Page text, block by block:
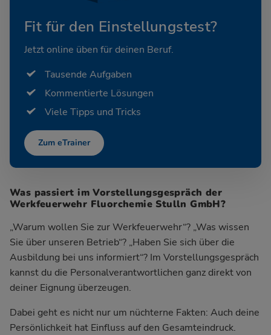
Fit für den Einstellungstest?
Jetzt online üben für deinen Beruf.
Tausende Aufgaben
Kommentierte Lösungen
Viele Tipps und Tricks
Zum eTrainer
Was passiert im Vorstellungsgespräch der
Werkfeuerwehr Fluorchemie Stulln GmbH?
„Warum wollen Sie zur Werkfeuerwehr“? „Was wissen
Sie über unseren Betrieb“? „Haben Sie sich über die
Ausbildung bei uns informiert“? Im Vorstellungsgespräch
kannst du die Personalverantwortlichen ganz direkt von
deiner Eignung überzeugen.
Dabei geht es nicht nur um nüchterne Fakten: Auch deine
Persönlichkeit hat Einfluss auf den Gesamteindruck.